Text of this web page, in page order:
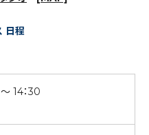
日程
14：30